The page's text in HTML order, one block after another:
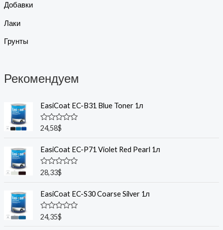
Добавки
Лаки
Грунты
Рекомендуем
EasiCoat EC-B31 Blue Toner 1л
R
e
0
o
u
o
f
5
24,58$
EasiCoat EC-P71 Violet Red Pearl 1л
R
e
0
o
u
28,33$
EasiCoat EC-S30 Coarse Silver 1л
R
24,35$